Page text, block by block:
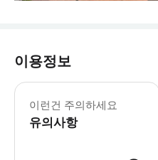
이용정보
이런건 주의하세요
유의사항